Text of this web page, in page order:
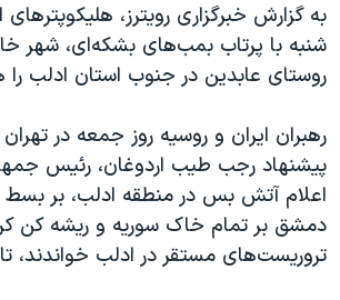
اعتراضات مردمی آبان ۹۸
اسرائیل در جنگ
همایش محافظه‌کاران آمریکا «سی‌پک»
صفحه‌های ویژه
سفر پرزیدنت ترامپ به چین
به گزارش خبرگزاری رویترز،
شنبه با پرتاب بمب‌های بشکه‌ای، شهر
روستای عابدین در جنوب استان ادلب را
رهبران ایران و روسیه روز جمعه در
پیشنهاد رجب طیب اردوغان، رئیس
اعلام آتش بس در منطقه ادلب، بر
دمشق بر تمام خاک سوریه و ریشه کن
تروریست‌های مستقر در ادلب خواندند،